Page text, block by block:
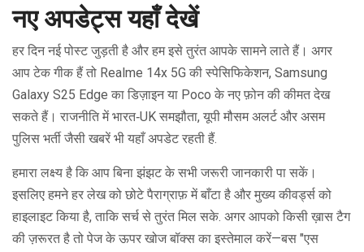
नए अपडेट्स यहाँ देखें
हर दिन नई पोस्ट जुड़ती है और हम इसे तुरंत आपके सामने लाते हैं। अगर
आप टेक गीक हैं तो Realme 14x 5G की स्पेसिफिकेशन, Samsung
Galaxy S25 Edge का डिज़ाइन या Poco के नए फ़ोन की कीमत देख
सकते हैं। राजनीति में भारत‑UK समझौता, यूपी मौसम अलर्ट और असम
पुलिस भर्ती जैसी खबरें भी यहाँ अपडेट रहती हैं.
हमारा लक्ष्य है कि आप बिना झंझट के सभी जरूरी जानकारी पा सकें।
इसलिए हमने हर लेख को छोटे पैराग्राफ़ में बाँटा है और मुख्य कीवर्ड्स को
हाइलाइट किया है, ताकि सर्च से तुरंत मिल सके. अगर आपको किसी ख़ास टैग
की ज़रूरत है तो पेज के ऊपर खोज बॉक्स का इस्तेमाल करें—बस "एस